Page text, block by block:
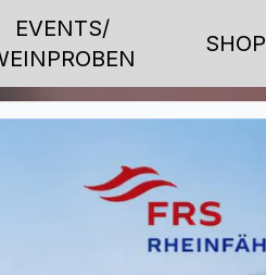
EVENTS/
SHOP